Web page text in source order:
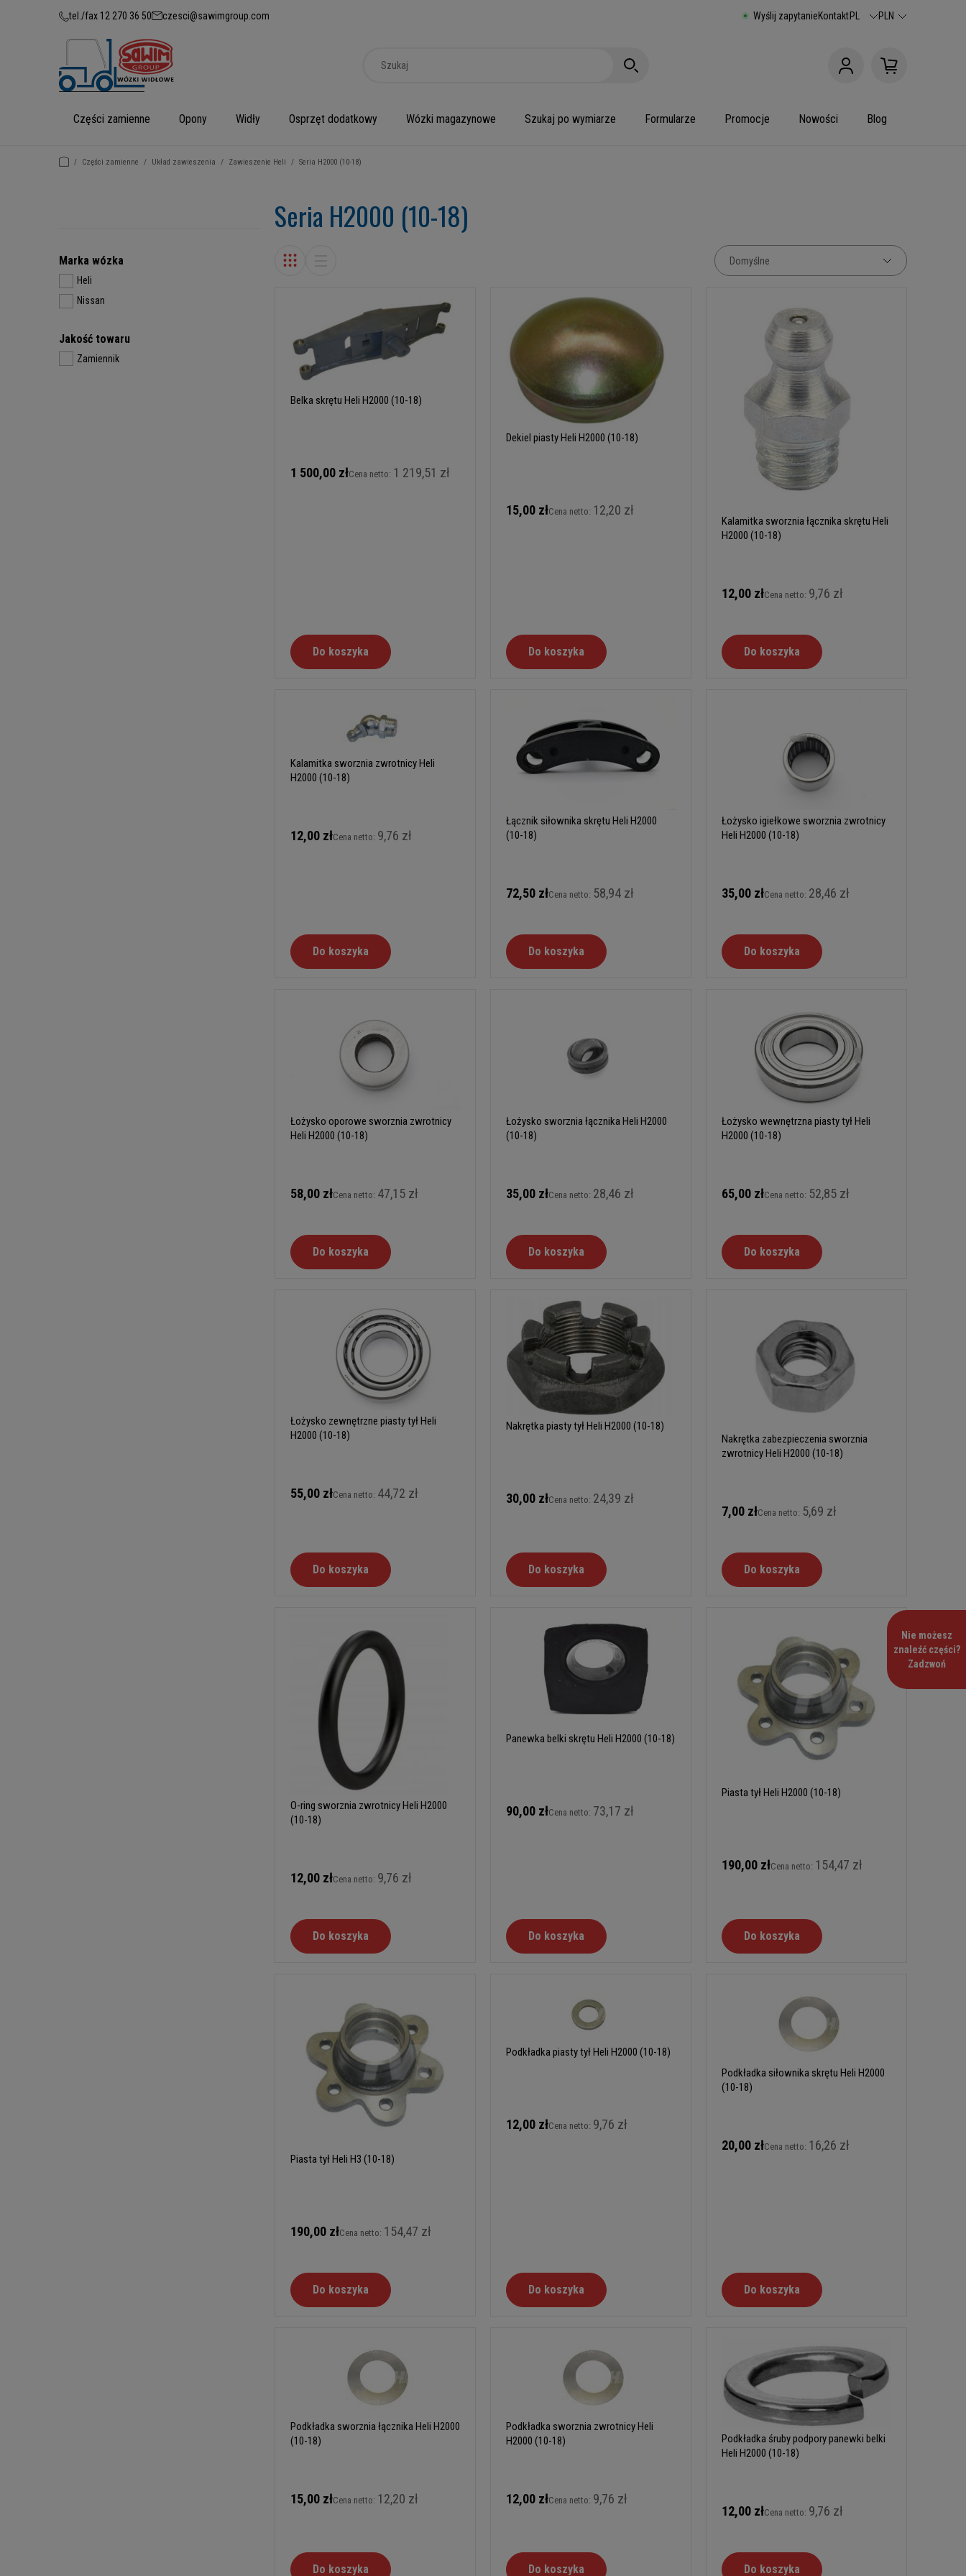
tel./fax 12 270 36 50 czesci@sawimgroup.com Wyślij zapytanieKontaktPL PLN
Części zamienne Opony Widły Osprzęt dodatkowy Wózki magazynowe Szukaj po wymiarze Formularze Promocje Nowości Blog
/ Części zamienne / Układ zawieszenia / Zawieszenie Heli / Seria H2000 (10-18)
Marka wózka
Heli
Nissan
Jakość towaru
Zamiennik
Seria H2000 (10-18)
Belka skrętu Heli H2000 (10-18)
1 500,00 złCena netto: 1 219,51 zł
Do koszyka
Dekiel piasty Heli H2000 (10-18)
15,00 złCena netto: 12,20 zł
Do koszyka
Kalamitka sworznia łącznika skrętu Heli
H2000 (10-18)
12,00 złCena netto: 9,76 zł
Do koszyka
Kalamitka sworznia zwrotnicy Heli
H2000 (10-18)
12,00 złCena netto: 9,76 zł
Do koszyka
Łącznik siłownika skrętu Heli H2000
(10-18)
72,50 złCena netto: 58,94 zł
Do koszyka
Łożysko igiełkowe sworznia zwrotnicy
Heli H2000 (10-18)
35,00 złCena netto: 28,46 zł
Do koszyka
Łożysko oporowe sworznia zwrotnicy
Heli H2000 (10-18)
58,00 złCena netto: 47,15 zł
Do koszyka
Łożysko sworznia łącznika Heli H2000
(10-18)
35,00 złCena netto: 28,46 zł
Do koszyka
Łożysko wewnętrzna piasty tył Heli
H2000 (10-18)
65,00 złCena netto: 52,85 zł
Do koszyka
Łożysko zewnętrzne piasty tył Heli
H2000 (10-18)
55,00 złCena netto: 44,72 zł
Do koszyka
Nakrętka piasty tył Heli H2000 (10-18)
30,00 złCena netto: 24,39 zł
Do koszyka
Nakrętka zabezpieczenia sworznia
zwrotnicy Heli H2000 (10-18)
7,00 złCena netto: 5,69 zł
Do koszyka
O-ring sworznia zwrotnicy Heli H2000
(10-18)
12,00 złCena netto: 9,76 zł
Do koszyka
Panewka belki skrętu Heli H2000 (10-18)
90,00 złCena netto: 73,17 zł
Do koszyka
Piasta tył Heli H2000 (10-18)
190,00 złCena netto: 154,47 zł
Do koszyka
Piasta tył Heli H3 (10-18)
190,00 złCena netto: 154,47 zł
Do koszyka
Podkładka piasty tył Heli H2000 (10-18)
12,00 złCena netto: 9,76 zł
Do koszyka
Podkładka siłownika skrętu Heli H2000
(10-18)
20,00 złCena netto: 16,26 zł
Do koszyka
Podkładka sworznia łącznika Heli H2000
(10-18)
15,00 złCena netto: 12,20 zł
Do koszyka
Podkładka sworznia zwrotnicy Heli
H2000 (10-18)
12,00 złCena netto: 9,76 zł
Do koszyka
Podkładka śruby podpory panewki belki
Heli H2000 (10-18)
12,00 złCena netto: 9,76 zł
Do koszyka
Nie możesz
znaleźć części?
Zadzwoń